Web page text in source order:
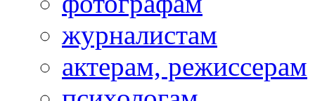
журналистам
актерам, режиссерам